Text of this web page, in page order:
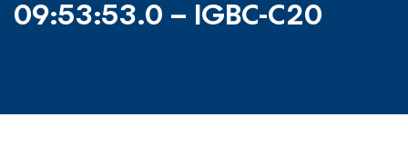
09:53:53.0 – IGBC-C20